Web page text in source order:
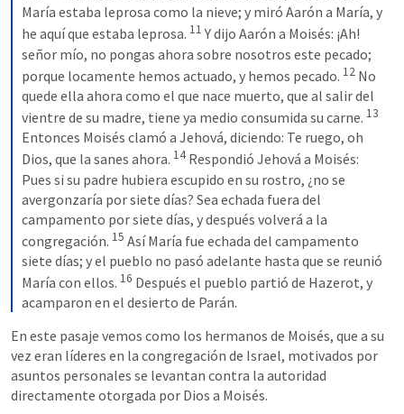
María estaba leprosa como la nieve; y miró Aarón a María, y
he aquí que estaba leprosa. 11 Y dijo Aarón a Moisés: ¡Ah!
señor mío, no pongas ahora sobre nosotros este pecado;
porque locamente hemos actuado, y hemos pecado. 12 No
quede ella ahora como el que nace muerto, que al salir del
vientre de su madre, tiene ya medio consumida su carne. 13
Entonces Moisés clamó a Jehová, diciendo: Te ruego, oh
Dios, que la sanes ahora. 14 Respondió Jehová a Moisés:
Pues si su padre hubiera escupido en su rostro, ¿no se
avergonzaría por siete días? Sea echada fuera del
campamento por siete días, y después volverá a la
congregación. 15 Así María fue echada del campamento
siete días; y el pueblo no pasó adelante hasta que se reunió
María con ellos. 16 Después el pueblo partió de Hazerot, y
acamparon en el desierto de Parán.
En este pasaje vemos como los hermanos de Moisés, que a su
vez eran líderes en la congregación de Israel, motivados por
asuntos personales se levantan contra la autoridad
directamente otorgada por Dios a Moisés.